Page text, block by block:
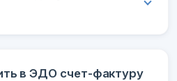
в ЭДО счет-фактуру